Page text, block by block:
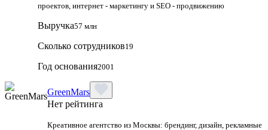
проектов, интернет - маркетингу и SEO - продвижению
Выручка57 млн
Сколько сотрудников19
Год основания2001
GreenMars
Нет рейтинга
Креативное агентство из Москвы: брендинг, дизайн, рекламные